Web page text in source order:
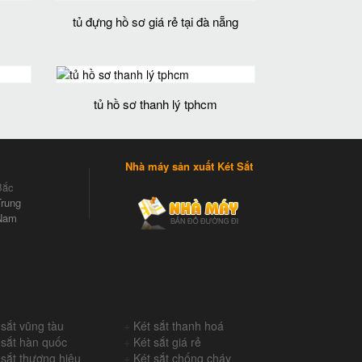
tủ đựng hồ sơ giá rẻ tại đà nẵng
tủ hồ sơ thanh lý tphcm
Nhà máy sản xuất Két Sắt
vũng tàu
Két sắt thanh hoá
hàn quốc
Két sắt giá rẻ
thương hiệu
Két sắt chống cháy